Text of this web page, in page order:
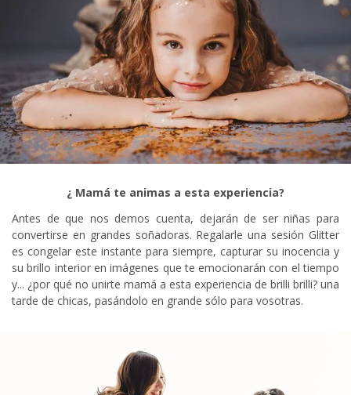
¿ Mamá te animas a esta experiencia?
Antes de que nos demos cuenta, dejarán de ser niñas para
convertirse en grandes soñadoras. Regalarle una sesión Glitter
es congelar este instante para siempre, capturar su inocencia y
su brillo interior en imágenes que te emocionarán con el tiempo
y... ¿por qué no unirte mamá a esta experiencia de brilli brilli? una
tarde de chicas, pasándolo en grande sólo para vosotras.